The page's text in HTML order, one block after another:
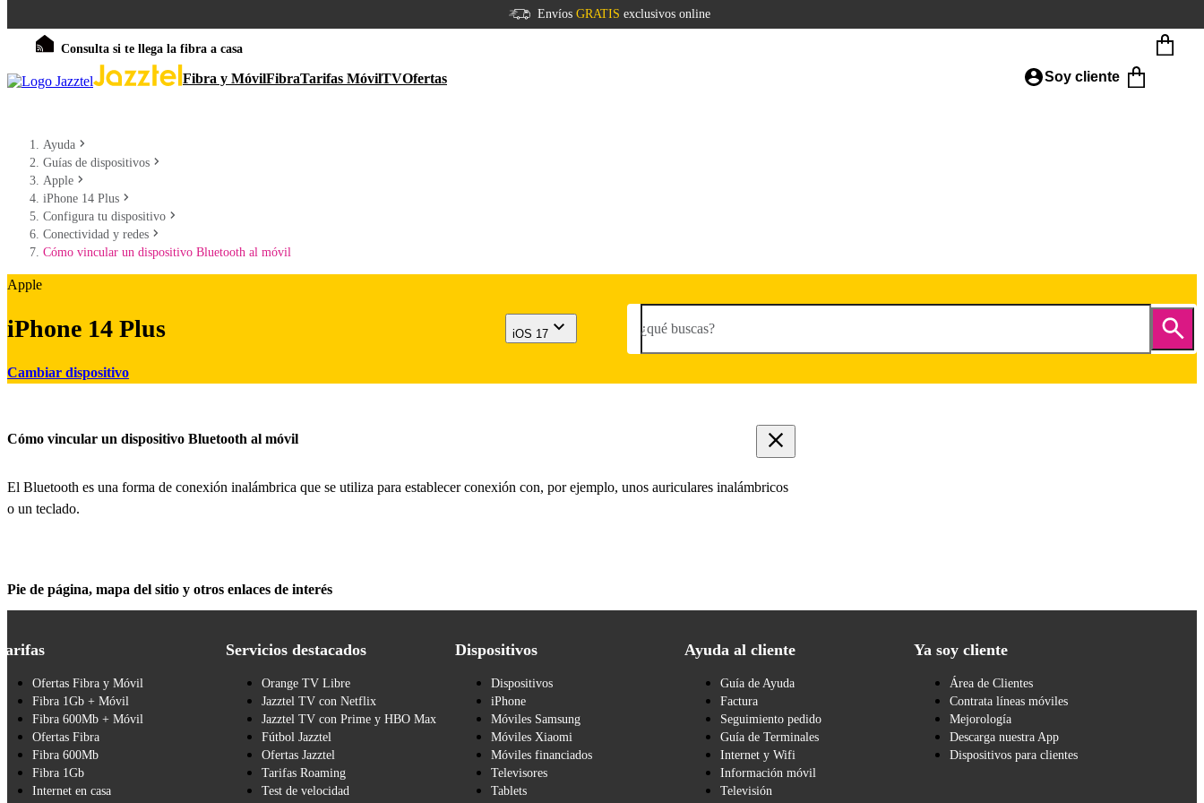
Envíos GRATIS exclusivos online
Consulta si te llega la fibra a casa
Fibra y MóvilFibraTarifas MóvilTVOfertas Soy cliente
Ayuda
Guías de dispositivos
Apple
iPhone 14 Plus
Configura tu dispositivo
Conectividad y redes
Cómo vincular un dispositivo Bluetooth al móvil
Apple
iPhone 14 Plus
Cambiar dispositivo
iOS 17 ¿qué buscas?
Cómo vincular un dispositivo Bluetooth al móvil
El Bluetooth es una forma de conexión inalámbrica que se utiliza para establecer conexión con, por ejemplo, unos auriculares inalámbricos
o un teclado.
Pie de página, mapa del sitio y otros enlaces de interés
Ofertas Fibra y Móvil
Fibra 1Gb + Móvil
Fibra 600Mb + Móvil
Ofertas Fibra
Fibra 600Mb
Fibra 1Gb
Internet en casa
Servicios destacados
Orange TV Libre
Jazztel TV con Netflix
Jazztel TV con Prime y HBO Max
Fútbol Jazztel
Ofertas Jazztel
Tarifas Roaming
Test de velocidad
Dispositivos
Dispositivos
iPhone
Móviles Samsung
Móviles Xiaomi
Móviles financiados
Televisores
Tablets
Ayuda al cliente
Guía de Ayuda
Factura
Seguimiento pedido
Guía de Terminales
Internet y Wifi
Información móvil
Televisión
Ya soy cliente
Área de Clientes
Contrata líneas móviles
Mejorología
Descarga nuestra App
Dispositivos para clientes